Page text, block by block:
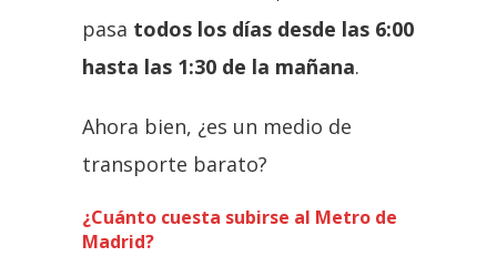
pasa todos los días desde las 6:00
hasta las 1:30 de la mañana.
Ahora bien, ¿es un medio de
transporte barato?
¿Cuánto cuesta subirse al Metro de
Madrid?